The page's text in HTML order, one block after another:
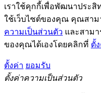
เราใช้คุกกี้เพื่อพัฒนาประ
ใช้เว็บไซต์ของคุณ คุณสาม
ความเป็นส่วนตัว และสามา
ของคุณได้เองโดยคลิกที่ ตั้
ตั้งค่า ยอมรับ
ตั้งค่าความเป็นส่วนตัว